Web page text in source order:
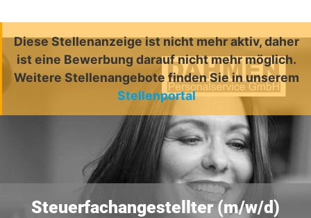
Diese Stellenanzeige ist nicht mehr aktiv, daher
ist eine Bewerbung darauf nicht mehr möglich.
Weitere Stellenangebote finden Sie in unserem
Stellenportal
Steuerfachangestellter (m/w/d)